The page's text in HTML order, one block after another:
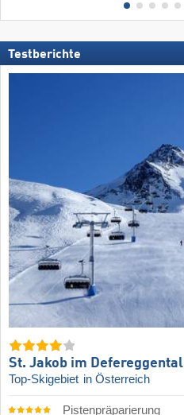
Testberichte
St. Jakob im Defereggental
Top-Skigebiet in Österreich
Pistenpräparierung